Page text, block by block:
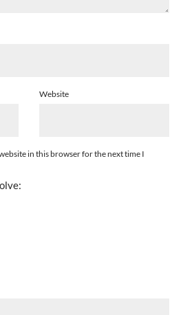
Website
in this browser for the next time I